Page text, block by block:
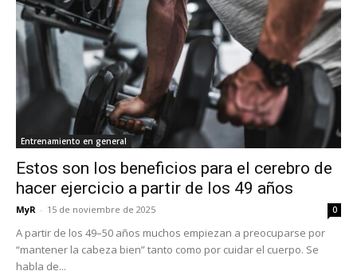
Entrenamiento en general
Estos son los beneficios para el cerebro de
hacer ejercicio a partir de los 49 años
MyR - 15 de noviembre de 2025 0
A partir de los 49–50 años muchos empiezan a preocuparse por
“mantener la cabeza bien” tanto como por cuidar el cuerpo. Se
habla de...